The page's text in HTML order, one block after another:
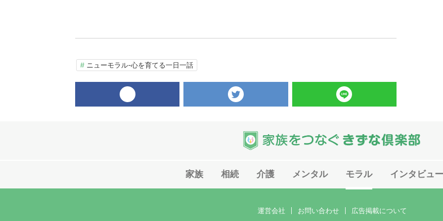
ニューモラル-心を育てる一日一話
家族 相続 介護 メンタル モラル インタビュー
運営会社 お問い合わせ 広告掲載について